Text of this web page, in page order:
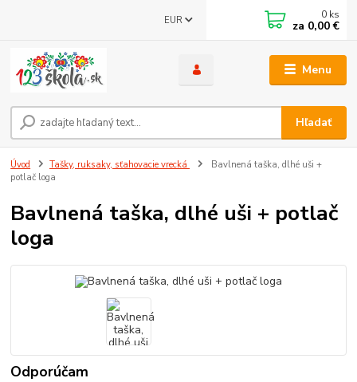
Menu
EUR
Hľadať
0 ks
za 0,00 €
Úvod Tašky, ruksaky, sťahovacie vrecká
Bavlnená taška, dlhé uši +
potlač loga
Bavlnená taška, dlhé uši + potlač
loga
Odporúčam